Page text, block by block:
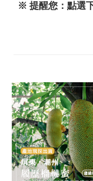
※ 提醒您：點選